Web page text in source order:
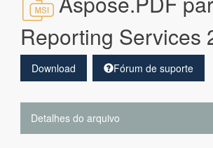
Reporting Services
Download Fórum de suporte
Detalhes do arquivo